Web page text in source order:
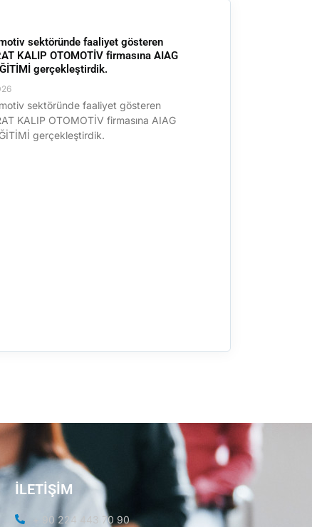
sektöründe faaliyet gösteren
KALIP OTOMOTİV firmasına AIAG
gerçekleştirdik.
sektöründe faaliyet gösteren
KALIP OTOMOTİV firmasına AIAG
gerçekleştirdik.
İLETİŞİM
+ 90 224 443 70 90